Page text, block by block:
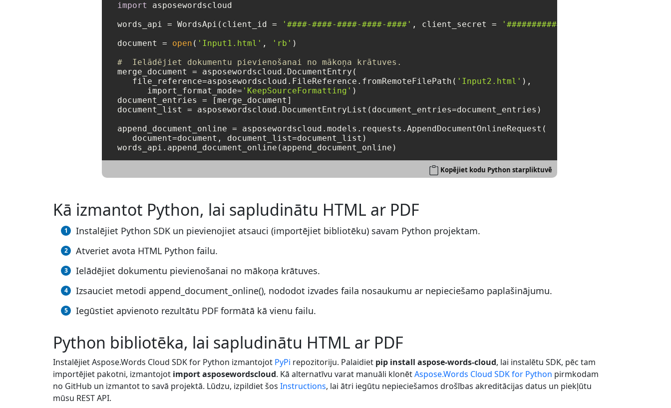
import
asposewordscloud
words_api = WordsApi(client_id =
'####-####-####-####-####' , client_secret = '##################'
document = open ( 'Input1.html' , 'rb' )
#  Ielādējiet dokumentu pievienošanai no mākoņa krātuves.
merge_document = asposewordscloud.DocumentEntry(
   file_reference=asposewordscloud.FileReference.fromRemoteFilePath(
'Input2.html' ),
      import_format_mode=
'KeepSourceFormatting' )
document_entries = [merge_document]
document_list = asposewordscloud.DocumentEntryList(document_entries=document_entries)
append_document_online = asposewordscloud.models.requests.AppendDocumentOnlineRequest(
   document=document, document_list=document_list)
Kopējiet kodu Python starpliktuvē
Kā izmantot Python, lai sapludinātu HTML ar PDF
Instalējiet Python SDK un pievienojiet atsauci (importējiet bibliotēku) savam Python projektam.
Atveriet avota HTML Python failu.
Ielādējiet dokumentu pievienošanai no mākoņa krātuves.
Izsauciet metodi append_document_online(), nododot izvades faila nosaukumu ar nepieciešamo paplašinājumu.
Iegūstiet apvienoto rezultātu PDF formātā kā vienu failu.
Python bibliotēka, lai sapludinātu HTML ar PDF
Instalējiet Aspose.Words Cloud SDK for Python izmantojot PyPi repozitoriju. Palaidiet pip install aspose-words-cloud, lai instalētu SDK, pēc tam
importējiet pakotni, izmantojot import asposewordscloud. Kā alternatīvu varat manuāli klonētAspose.Words Cloud SDK for Python pirmkodam
no GitHub un izmantot to savā projektā. Lūdzu, izpildiet šos Instructions, lai ātri iegūtu nepieciešamos drošības akreditācijas datus un piekļūtu
mūsu REST API.